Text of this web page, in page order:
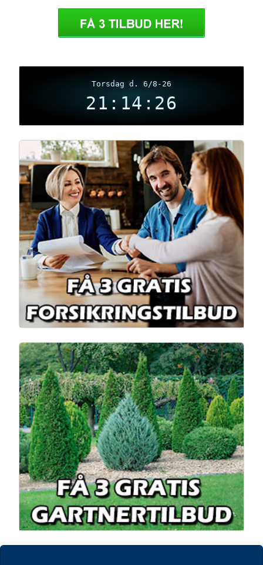
Torsdag d. 6/8-26
21:14:26